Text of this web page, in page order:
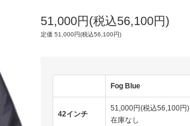
51,000円(税込56,100円)
定価 51,000円(税込56,100円)
Fog Blue
42インチ
51,000円(税込56,100円)
在庫なし